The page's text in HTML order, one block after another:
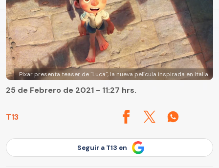
Pixar presenta teaser de "Luca", la nueva película inspirada en Italia
T13
25 de Febrero de 2021 - 11:27 hrs.
Seguir a T13 en